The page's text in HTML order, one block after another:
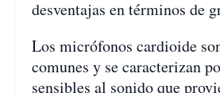
desventajas en términos de
Los micrófonos cardioide
comunes y se caracterizan
sensibles al sonido que